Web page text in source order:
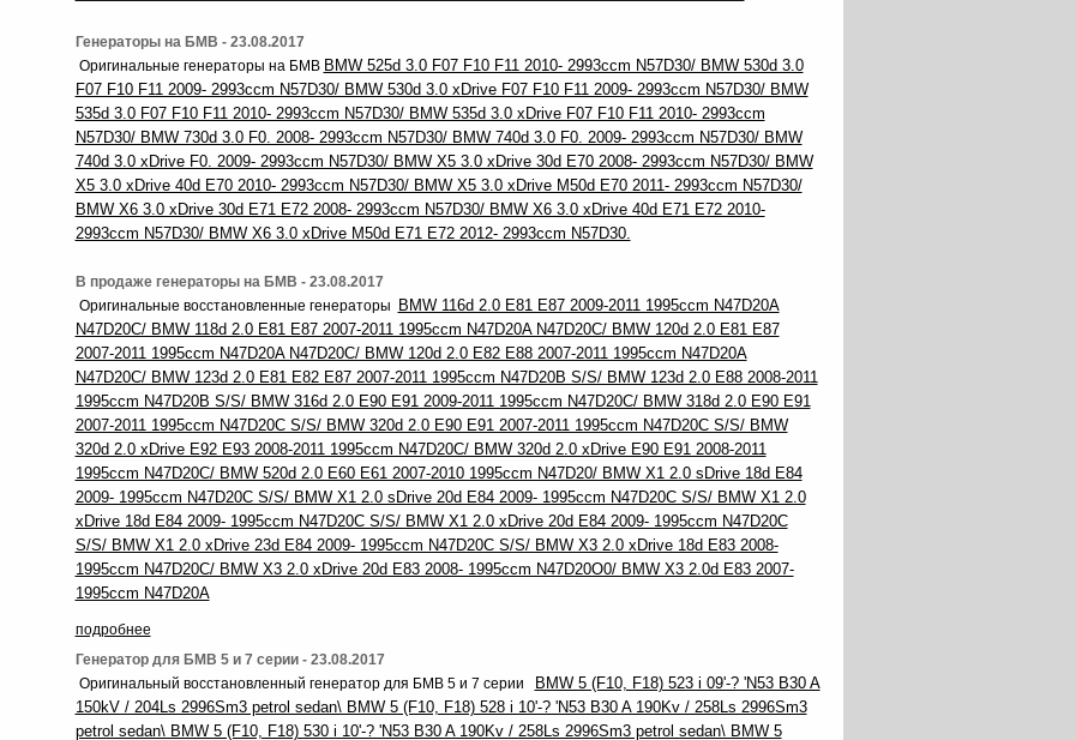
Генераторы на БМВ - 23.08.2017
Оригинальные генераторы на БМВ BMW 525d 3.0 F07 F10 F11 2010- 2993ccm N57D30/ BMW 530d 3.0
F07 F10 F11 2009- 2993ccm N57D30/ BMW 530d 3.0 xDrive F07 F10 F11 2009- 2993ccm N57D30/ BMW
535d 3.0 F07 F10 F11 2010- 2993ccm N57D30/ BMW 535d 3.0 xDrive F07 F10 F11 2010- 2993ccm
N57D30/ BMW 730d 3.0 F0. 2008- 2993ccm N57D30/ BMW 740d 3.0 F0. 2009- 2993ccm N57D30/ BMW
740d 3.0 xDrive F0. 2009- 2993ccm N57D30/ BMW X5 3.0 xDrive 30d E70 2008- 2993ccm N57D30/ BMW
X5 3.0 xDrive 40d E70 2010- 2993ccm N57D30/ BMW X5 3.0 xDrive M50d E70 2011- 2993ccm N57D30/
BMW X6 3.0 xDrive 30d E71 E72 2008- 2993ccm N57D30/ BMW X6 3.0 xDrive 40d E71 E72 2010-
2993ccm N57D30/ BMW X6 3.0 xDrive M50d E71 E72 2012- 2993ccm N57D30.
В продаже генераторы на БМВ - 23.08.2017
Оригинальные восстановленные генераторы
BMW 116d 2.0 E81 E87 2009-2011 1995ccm N47D20A
N47D20C/ BMW 118d 2.0 E81 E87 2007-2011 1995ccm N47D20A N47D20C/ BMW 120d 2.0 E81 E87
2007-2011 1995ccm N47D20A N47D20C/ BMW 120d 2.0 E82 E88 2007-2011 1995ccm N47D20A
N47D20C/ BMW 123d 2.0 E81 E82 E87 2007-2011 1995ccm N47D20B S/S/ BMW 123d 2.0 E88 2008-2011
1995ccm N47D20B S/S/ BMW 316d 2.0 E90 E91 2009-2011 1995ccm N47D20C/ BMW 318d 2.0 E90 E91
2007-2011 1995ccm N47D20C S/S/ BMW 320d 2.0 E90 E91 2007-2011 1995ccm N47D20C S/S/ BMW
320d 2.0 xDrive E92 E93 2008-2011 1995ccm N47D20C/ BMW 320d 2.0 xDrive E90 E91 2008-2011
1995ccm N47D20C/ BMW 520d 2.0 E60 E61 2007-2010 1995ccm N47D20/ BMW X1 2.0 sDrive 18d E84
2009- 1995ccm N47D20C S/S/ BMW X1 2.0 sDrive 20d E84 2009- 1995ccm N47D20C S/S/ BMW X1 2.0
xDrive 18d E84 2009- 1995ccm N47D20C S/S/ BMW X1 2.0 xDrive 20d E84 2009- 1995ccm N47D20C
S/S/ BMW X1 2.0 xDrive 23d E84 2009- 1995ccm N47D20C S/S/ BMW X3 2.0 xDrive 18d E83 2008-
1995ccm N47D20C/ BMW X3 2.0 xDrive 20d E83 2008- 1995ccm N47D20O0/ BMW X3 2.0d E83 2007-
1995ccm N47D20A
подробнее
Генератор для БМВ 5 и 7 серии - 23.08.2017
Оригинальный восстановленный генератор для БМВ 5 и 7 серии
BMW 5 (F10, F18) 523 i 09'-? 'N53 B30 A
150kV / 204Ls 2996Sm3 petrol sedan\ BMW 5 (F10, F18) 528 i 10'-? 'N53 B30 A 190Kv / 258Ls 2996Sm3
petrol sedan\ BMW 5 (F10, F18) 530 i 10'-? 'N53 B30 A 190Kv / 258Ls 2996Sm3 petrol sedan\ BMW 5